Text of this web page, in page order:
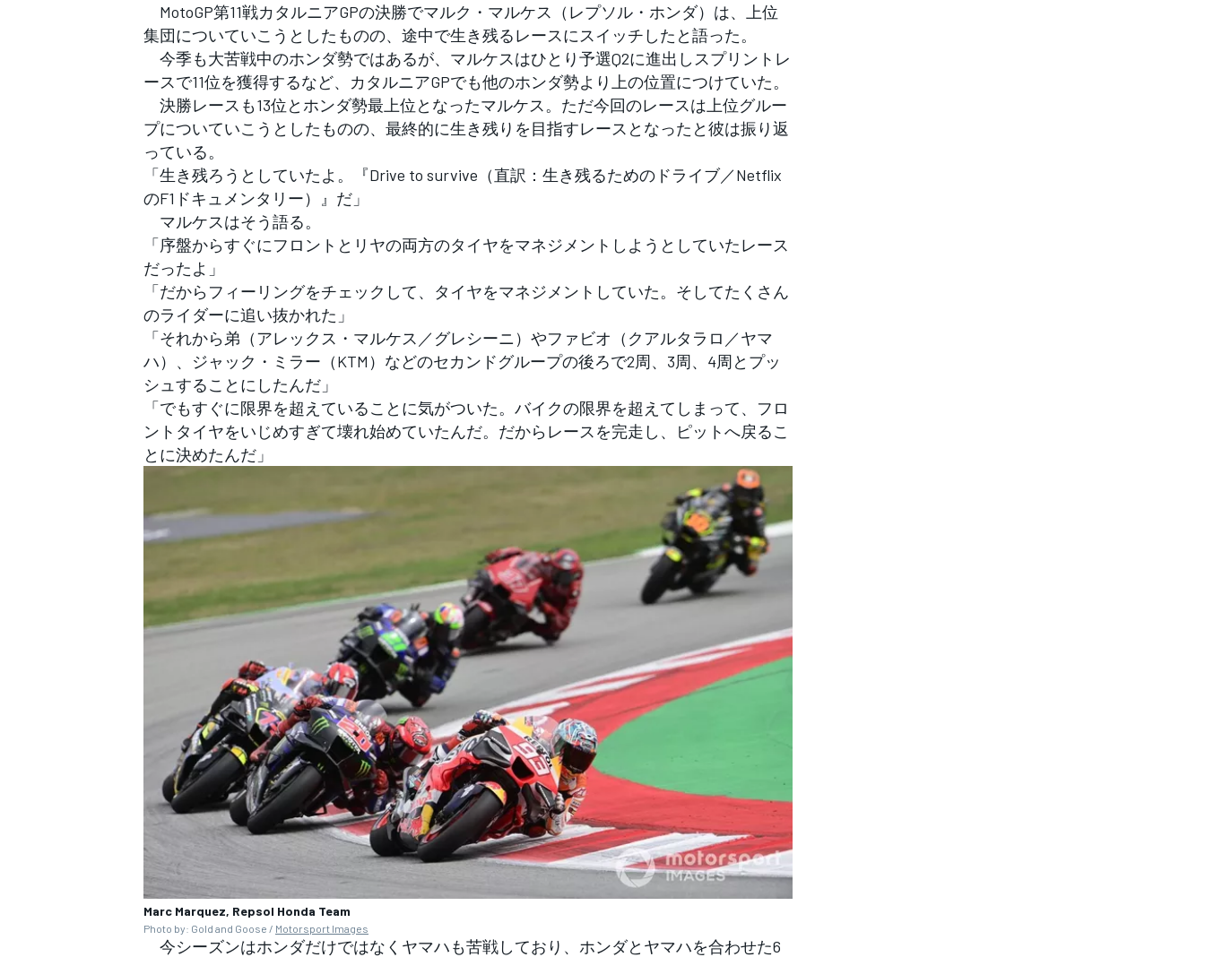
フォーミュラE
すべてのカテゴリー
MotoGP第11戦カタルニアGPの決勝でマルク・マルケス（レプソル・ホンダ）は、上位
集団についていこうとしたものの、途中で生き残るレースにスイッチしたと語った。
今季も大苦戦中のホンダ勢ではあるが、マルケスはひとり予選Q2に進出しスプリントレ
ースで11位を獲得するなど、カタルニアGPでも他のホンダ勢より上の位置につけていた。
決勝レースも13位とホンダ勢最上位となったマルケス。ただ今回のレースは上位グルー
プについていこうとしたものの、最終的に生き残りを目指すレースとなったと彼は振り返
っている。
「生き残ろうとしていたよ。『Drive to survive（直訳：生き残るためのドライブ／Netflix
のF1ドキュメンタリー）』だ」
マルケスはそう語る。
「序盤からすぐにフロントとリヤの両方のタイヤをマネジメントしようとしていたレース
だったよ」
「だからフィーリングをチェックして、タイヤをマネジメントしていた。そしてたくさん
のライダーに追い抜かれた」
「それから弟（アレックス・マルケス／グレシーニ）やファビオ（クアルタラロ／ヤマ
ハ）、ジャック・ミラー（KTM）などのセカンドグループの後ろで2周、3周、4周とプッ
シュすることにしたんだ」
「でもすぐに限界を超えていることに気がついた。バイクの限界を超えてしまって、フロ
ントタイヤをいじめすぎて壊れ始めていたんだ。だからレースを完走し、ピットへ戻るこ
とに決めたんだ」
Marc Marquez, Repsol Honda Team
Photo by: Gold and Goose / Motorsport Images
今シーズンはホンダだけではなくヤマハも苦戦しており、ホンダとヤマハを合わせた6